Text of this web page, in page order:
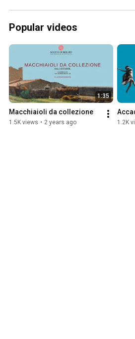
#900
Popular videos
1:35
Macchiaioli da collezione
1.5K views • 2 years ago 1.2K